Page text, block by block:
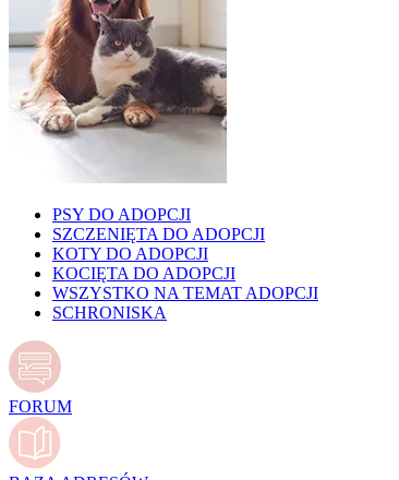
PSY DO ADOPCJI
SZCZENIĘTA DO ADOPCJI
KOTY DO ADOPCJI
KOCIĘTA DO ADOPCJI
WSZYSTKO NA TEMAT ADOPCJI
SCHRONISKA
FORUM